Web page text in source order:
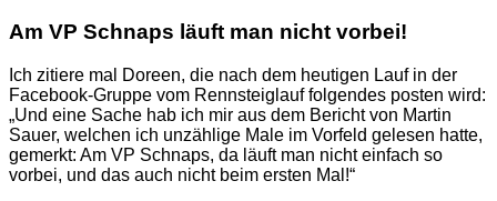
Am VP Schnaps läuft man nicht vorbei!
Ich zitiere mal Doreen, die nach dem heutigen Lauf in der
Facebook-Gruppe vom Rennsteiglauf folgendes posten wird:
„Und eine Sache hab ich mir aus dem Bericht von Martin
Sauer, welchen ich unzählige Male im Vorfeld gelesen hatte,
gemerkt: Am VP Schnaps, da läuft man nicht einfach so
vorbei, und das auch nicht beim ersten Mal!“